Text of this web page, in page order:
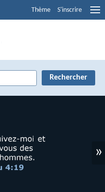
Thème S'inscrire
»